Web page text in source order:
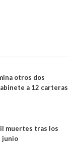
otros dos
a 12 carteras
muertes tras los
junio